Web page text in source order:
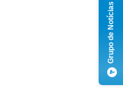
Grupo de Notícias